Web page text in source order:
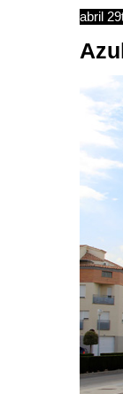
abril